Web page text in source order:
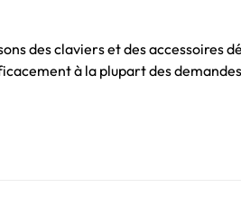
des claviers et des accessoires
à la plupart des